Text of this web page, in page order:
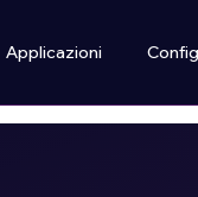
Applicazioni